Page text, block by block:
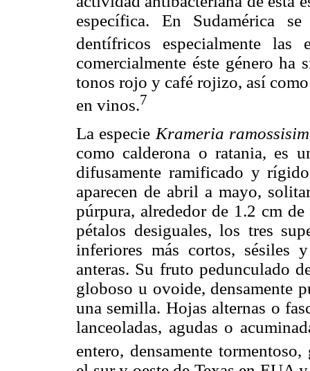
específica. En Sudamérica
dentífricos especialmente las
comercialmente éste género
tonos rojo y café rojizo, así
en vinos.7
La especie Krameria
como calderona o ratania, es
difusamente ramificado y
aparecen de abril a mayo,
púrpura, alrededor de 1.2 cm
pétalos desiguales, los tres
inferiores más cortos, sésiles
anteras. Su fruto pedunculado
globoso u ovoide, densamente
una semilla. Hojas alternas o
lanceoladas, agudas o
entero, densamente tormentoso,